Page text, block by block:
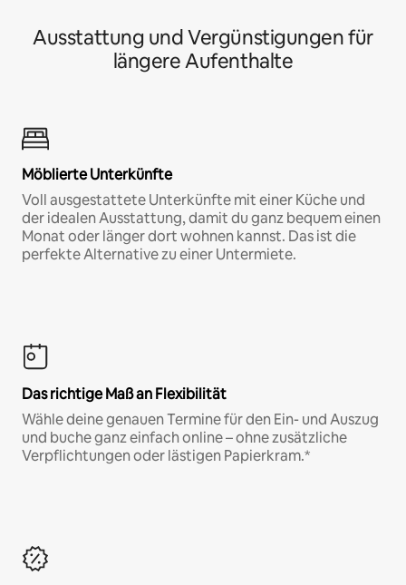
Ausstattung und Vergünstigungen für
längere Aufenthalte
Möblierte Unterkünfte
Voll ausgestattete Unterkünfte mit einer Küche und
der idealen Ausstattung, damit du ganz bequem einen
Monat oder länger dort wohnen kannst. Das ist die
perfekte Alternative zu einer Untermiete.
Das richtige Maß an Flexibilität
Wähle deine genauen Termine für den Ein- und Auszug
und buche ganz einfach online – ohne zusätzliche
Verpflichtungen oder lästigen Papierkram.*